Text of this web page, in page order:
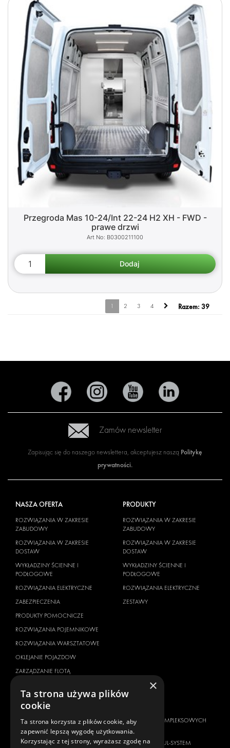
Przegroda Mas 10-24/Int 22-24 H2 XH - FWD -
prawe drzwi
B0300211100
1 2 3 4 Razem: 39
Zamów newsletter
Zapisując się do naszego newslettera, akceptujesz naszą Politykę
prywatności.
NASZA OFERTA
ROZWIĄZANIA W ZAKRESIE
ZABUDOWY
ROZWIĄZANIA W ZAKRESIE
DOSTAW
WYKŁADZINY ŚCIENNE I
PODŁOGOWE
ROZWIĄZANIA ELEKTRYCZNE
ZABEZPIECZENIA
PRODUKTY POMOCNICZE
ROZWIĄZANIA POJEMNIKOWE
ROZWIĄZANIA WARSZTATOWE
OKLEJANIE POJAZDOW
ZARZĄDZANIE FLOTĄ
PRODUKTY
ROZWIĄZANIA W ZAKRESIE
ZABUDOWY
ROZWIĄZANIA W ZAKRESIE
DOSTAW
WYKŁADZINY ŚCIENNE I
PODŁOGOWE
ROZWIĄZANIA ELEKTRYCZNE
ZESTAWY
MARKA POJAZDU
CITROËN
DACIA
DOSTAWCA KOMPLEKSOWYCH
ROZWIĄZAŃ
O FIRMIE MODUL-SYSTEM
×
Ta strona używa plików
cookie
Ta strona korzysta z plików cookie, aby
zapewnić lepszą wygodę użytkowania.
Korzystając z tej strony, wyrażasz zgodę na